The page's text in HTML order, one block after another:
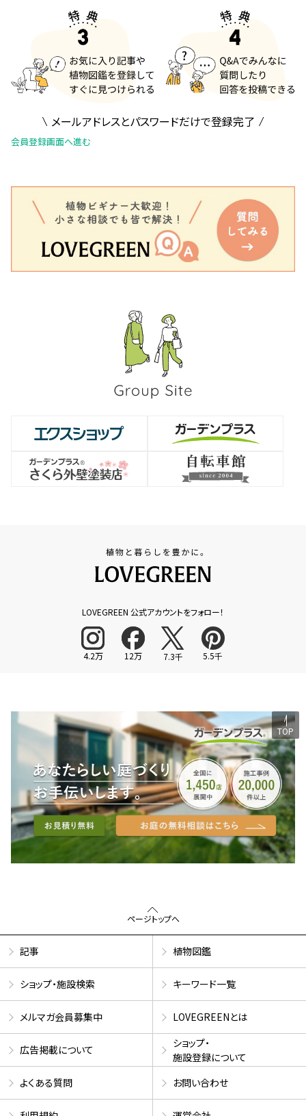
メールアドレスとパスワードだけで登録完了
会員登録画面へ進む
LOVEGREEN 公式アカウントをフォロー！
4.2万 12万 7.3千 5.5千
TOP
ページトップへ
記事 植物図鑑
ショップ・施設検索 キーワード一覧
メルマガ会員募集中 LOVEGREENとは
広告掲載について
ショップ・
施設登録について
よくある質問
お問い合わせ